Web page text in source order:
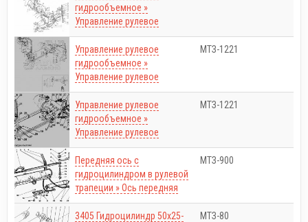
гидрообъемное »
Управление рулевое
Управление рулевое
гидрообъемное »
Управление рулевое
МТЗ-1221
Управление рулевое
гидрообъемное »
Управление рулевое
МТЗ-1221
Передняя ось с
гидроцилиндром в рулевой
трапеции » Ось передняя
МТЗ-900
3405 Гидроцилиндр 50х25-
МТЗ-80